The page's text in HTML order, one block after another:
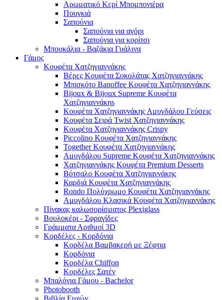
Αρωματικό Κερί Μπομπονιέρα
Πουγκιά
Σαπούνια
Σαπούνια για αγόρι
Σαπούνια για κορίτσι
Μπουκάλια - Βαζάκια Γυάλινα
Γάμος
Κουφέτα Χατζηγιαννάκης
Βέρες Κουφέτα Σοκολάτας Χατζηγιαννάκης
Μπισκότο Banoffee Κουφέτα Χατζηγιαννάκης
Bijoux & Bijoux Supreme Κουφέτα
Χατζηγιαννάκηs
Κουφέτα Χατζηγιαννάκης Αμυγδάλου Γεύσεις
Κουφέτα Σειρά Twist Χατζηγιαννάκης
Κουφέτα Χατζηγιαννάκης Crispy
Piccolino Κουφέτα Χατζηγιαννάκης
Together Κουφέτα Χατζηγιαννάκης
Αμυγδάλου Supreme Κουφέτα Χατζηγιαννάκης
Χατζηγιαννάκης Κουφέτα Premium Desserts
Βότσαλο Κουφέτα Χατζηγιαννάκης
Καρδιά Κουφέτα Χατζηγιαννάκης
Rondo Πολύχρωμο Κουφέτα Χατζηγιαννάκης
Αμυγδάλου Κλασικά Κουφέτα Χατζηγιαννάκης
Πίνακας καλωσορίσματος Plexiglass
Βουλοκέρι - Σφραγίδες
Γράμματα Αριθμοί 3D
Κορδέλες - Κορδόνια
Κορδέλα Βαμβακερή με Ξέφτια
Κορδόνια
Κορδέλα Chiffon
Κορδέλες Σατέν
Μπαλόνια Γάμου - Bachelor
Photobooth